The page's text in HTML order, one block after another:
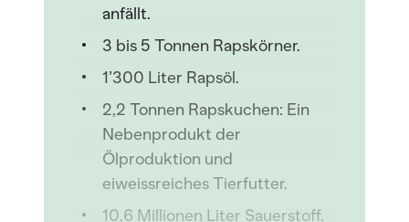
anfällt.
3 bis 5 Tonnen Rapskörner.
1’300 Liter Rapsöl.
2,2 Tonnen Rapskuchen: Ein
Nebenprodukt der
Ölproduktion und
eiweissreiches Tierfutter.
10,6 Millionen Liter Sauerstoff,